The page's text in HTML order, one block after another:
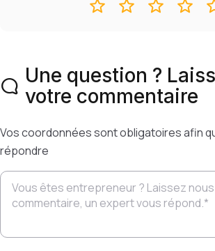
Une question ?
votre commentaire
Vos coordonnées sont obligatoires afin
répondre